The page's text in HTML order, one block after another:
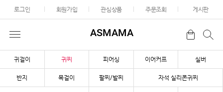
로그인 회원가입 관심상품 주문조회 게시판
ASMAMA
귀걸이 귀찌 피어싱 이어커프 실버
반지 목걸이 팔찌/발찌 자석 실리콘귀찌